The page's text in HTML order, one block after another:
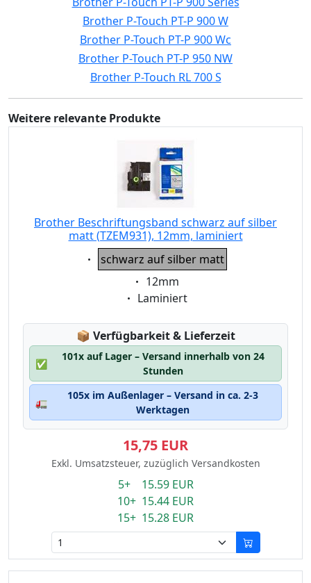
Brother P-Touch PT-P 900 W
Brother P-Touch PT-P 900 Wc
Brother P-Touch PT-P 950 NW
Brother P-Touch RL 700 S
Weitere relevante Produkte
Brother Beschriftungsband schwarz auf silber
matt (TZEM931), 12mm, laminiert
Eigenschaft:
schwarz auf silber matt
Eigenschaft:
12mm
Eigenschaft:
Laminiert
📦 Lagerstatus:
Verfügbarkeit & Lieferzeit
✅
101x auf Lager – Versand innerhalb von 24
Stunden
🚛
105x im Außenlager – Versand in ca. 2-3
Werktagen
15,75 EUR
Exkl. Umsatzsteuer, zuzüglich Versandkosten
5+ 15.59 EUR
10+ 15.44 EUR
15+ 15.28 EUR